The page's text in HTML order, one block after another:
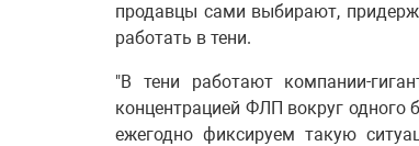
продавцы сами выбирают,
работать в тени.
"В тени работают компании-
концентрацией ФЛП вокруг
ежегодно фиксируем такую